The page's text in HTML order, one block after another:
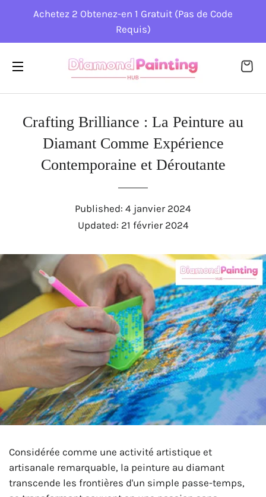
Achetez 2 Obtenez-en 1 Gratuit (Pas de Code
Requis)
NAVIGATION
Crafting Brilliance : La Peinture au
Diamant Comme Expérience
Contemporaine et Déroutante
Published: 4 janvier 2024
Updated: 21 février 2024
Considérée comme une activité artistique et
artisanale remarquable, la peinture au diamant
transcende les frontières d'un simple passe-temps,